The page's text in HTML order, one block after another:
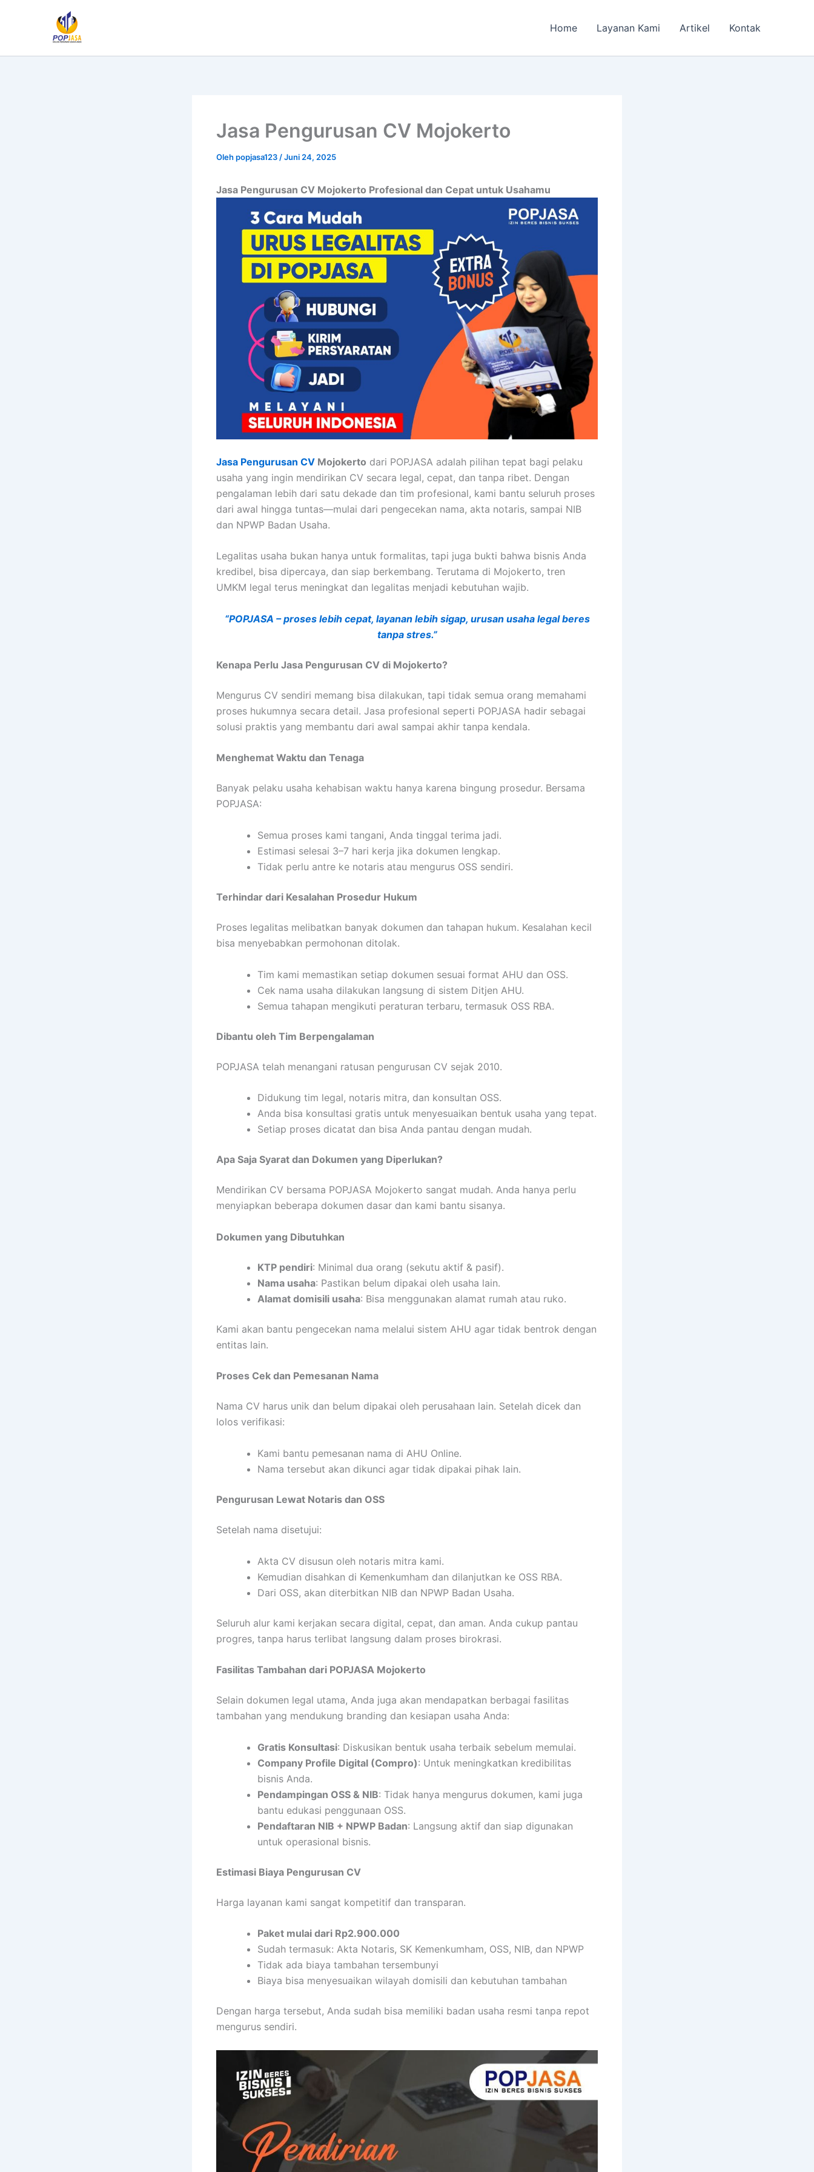
Home Layanan Kami Artikel Kontak
Jasa Pengurusan CV Mojokerto
Olehpopjasa123 /Juni 24, 2025
Jasa Pengurusan CV Mojokerto Profesional dan Cepat untuk Usahamu
Jasa Pengurusan CV Mojokerto dari POPJASA adalah pilihan tepat bagi pelaku
usaha yang ingin mendirikan CV secara legal, cepat, dan tanpa ribet. Dengan
pengalaman lebih dari satu dekade dan tim profesional, kami bantu seluruh proses
dari awal hingga tuntas—mulai dari pengecekan nama, akta notaris, sampai NIB
dan NPWP Badan Usaha.
Legalitas usaha bukan hanya untuk formalitas, tapi juga bukti bahwa bisnis Anda
kredibel, bisa dipercaya, dan siap berkembang. Terutama di Mojokerto, tren
UMKM legal terus meningkat dan legalitas menjadi kebutuhan wajib.
“POPJASA – proses lebih cepat, layanan lebih sigap, urusan usaha legal beres
tanpa stres.”
Kenapa Perlu Jasa Pengurusan CV di Mojokerto?
Mengurus CV sendiri memang bisa dilakukan, tapi tidak semua orang memahami
proses hukumnya secara detail. Jasa profesional seperti POPJASA hadir sebagai
solusi praktis yang membantu dari awal sampai akhir tanpa kendala.
Menghemat Waktu dan Tenaga
Banyak pelaku usaha kehabisan waktu hanya karena bingung prosedur. Bersama
POPJASA:
Semua proses kami tangani, Anda tinggal terima jadi.
Estimasi selesai 3–7 hari kerja jika dokumen lengkap.
Tidak perlu antre ke notaris atau mengurus OSS sendiri.
Terhindar dari Kesalahan Prosedur Hukum
Proses legalitas melibatkan banyak dokumen dan tahapan hukum. Kesalahan kecil
bisa menyebabkan permohonan ditolak.
Tim kami memastikan setiap dokumen sesuai format AHU dan OSS.
Cek nama usaha dilakukan langsung di sistem Ditjen AHU.
Semua tahapan mengikuti peraturan terbaru, termasuk OSS RBA.
Dibantu oleh Tim Berpengalaman
POPJASA telah menangani ratusan pengurusan CV sejak 2010.
Didukung tim legal, notaris mitra, dan konsultan OSS.
Anda bisa konsultasi gratis untuk menyesuaikan bentuk usaha yang tepat.
Setiap proses dicatat dan bisa Anda pantau dengan mudah.
Apa Saja Syarat dan Dokumen yang Diperlukan?
Mendirikan CV bersama POPJASA Mojokerto sangat mudah. Anda hanya perlu
menyiapkan beberapa dokumen dasar dan kami bantu sisanya.
Dokumen yang Dibutuhkan
KTP pendiri: Minimal dua orang (sekutu aktif & pasif).
Nama usaha: Pastikan belum dipakai oleh usaha lain.
Alamat domisili usaha: Bisa menggunakan alamat rumah atau ruko.
Kami akan bantu pengecekan nama melalui sistem AHU agar tidak bentrok dengan
entitas lain.
Proses Cek dan Pemesanan Nama
Nama CV harus unik dan belum dipakai oleh perusahaan lain. Setelah dicek dan
lolos verifikasi:
Kami bantu pemesanan nama di AHU Online.
Nama tersebut akan dikunci agar tidak dipakai pihak lain.
Pengurusan Lewat Notaris dan OSS
Setelah nama disetujui:
Akta CV disusun oleh notaris mitra kami.
Kemudian disahkan di Kemenkumham dan dilanjutkan ke OSS RBA.
Dari OSS, akan diterbitkan NIB dan NPWP Badan Usaha.
Seluruh alur kami kerjakan secara digital, cepat, dan aman. Anda cukup pantau
progres, tanpa harus terlibat langsung dalam proses birokrasi.
Fasilitas Tambahan dari POPJASA Mojokerto
Selain dokumen legal utama, Anda juga akan mendapatkan berbagai fasilitas
tambahan yang mendukung branding dan kesiapan usaha Anda:
Gratis Konsultasi: Diskusikan bentuk usaha terbaik sebelum memulai.
Company Profile Digital (Compro): Untuk meningkatkan kredibilitas
bisnis Anda.
Pendampingan OSS & NIB: Tidak hanya mengurus dokumen, kami juga
bantu edukasi penggunaan OSS.
Pendaftaran NIB + NPWP Badan: Langsung aktif dan siap digunakan
untuk operasional bisnis.
Estimasi Biaya Pengurusan CV
Harga layanan kami sangat kompetitif dan transparan.
Paket mulai dari Rp2.900.000
Sudah termasuk: Akta Notaris, SK Kemenkumham, OSS, NIB, dan NPWP
Tidak ada biaya tambahan tersembunyi
Biaya bisa menyesuaikan wilayah domisili dan kebutuhan tambahan
Dengan harga tersebut, Anda sudah bisa memiliki badan usaha resmi tanpa repot
mengurus sendiri.